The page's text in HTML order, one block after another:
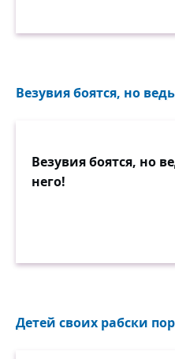
Везувия боятся, но
Везувия боятся, но
него!
Детей своих рабски